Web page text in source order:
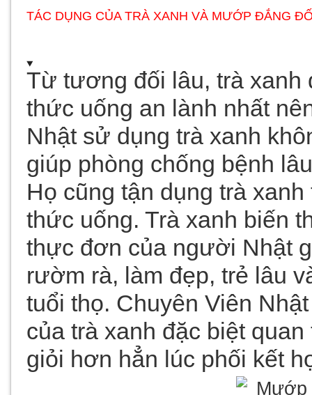
TÁC DỤNG CỦA TRÀ XANH VÀ MƯỚP ĐẮNG
Từ tương đối lâu, trà xanh
thức uống an lành nhất
Nhật sử dụng trà xanh
giúp phòng chống bệnh
Họ cũng tận dụng trà
thức uống. Trà xanh biến
thực đơn của người Nhật
rườm rà, làm đẹp, trẻ lâu
tuổi thọ. Chuyên Viên
của trà xanh đặc biệt
giỏi hơn hẳn lúc phối kết